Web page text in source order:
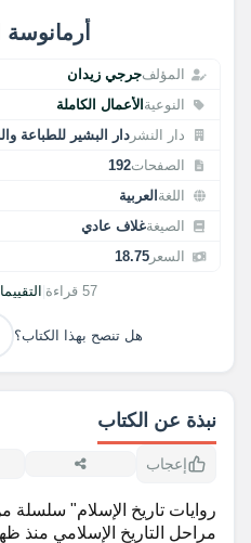
المؤلفجرجي زيدان
النوعية الأعمال الكاملة
دار النشر دار البشير للطباعة
الصفحات192
اللغة العربية
الصيغةغلاف عادي
السعر 18.75
57 قراءة
هل تنصح بهذا الكتاب؟
نبذة عن الكتاب
إعجاب
روايات تاريخ الإسلام" سلسلة
مراحل التاريخ الإسلامي منذ